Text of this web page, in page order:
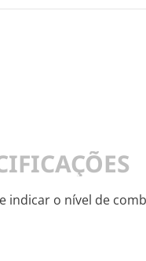
indicar o nível de